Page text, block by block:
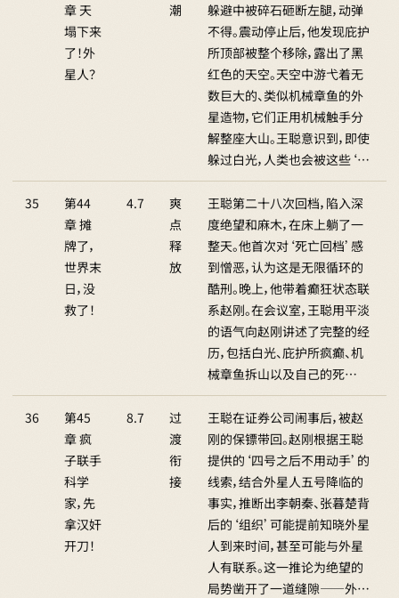
章 天
塌下来
了！外
星人？
潮
躲避中被碎石砸断左腿，动弹
不得。震动停止后，他发现庇护
所顶部被整个移除，露出了黑
红色的天空。天空中游弋着无
数巨大的、类似机械章鱼的外
星造物，它们正用机械触手分
解整座大山。王聪意识到，即使
躲过白光，人类也会被这些‘…
35
第44
章 摊
牌了，
世界末
日，没
救了！
4.7
爽
点
释
放
王聪第二十八次回档，陷入深
度绝望和麻木，在床上躺了一
整天。他首次对‘死亡回档’感
到憎恶，认为这是无限循环的
酷刑。晚上，他带着癫狂状态联
系赵刚。在会议室，王聪用平淡
的语气向赵刚讲述了完整的经
历，包括白光、庇护所疯癫、机
械章鱼拆山以及自己的死…
36
第45
章 疯
子联手
科学
家，先
拿汉奸
开刀！
8.7
过
渡
衔
接
王聪在证券公司闹事后，被赵
刚的保镖带回。赵刚根据王聪
提供的‘四号之后不用动手’的
线索，结合外星人五号降临的
事实，推断出李朝秦、张暮楚背
后的‘组织’可能提前知晓外星
人到来时间，甚至可能与外星
人有联系。这一推论为绝望的
局势凿开了一道缝隙——外…